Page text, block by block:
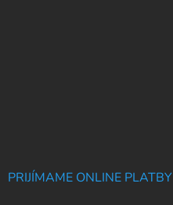
PRIJÍMAME ONLINE PLATBY